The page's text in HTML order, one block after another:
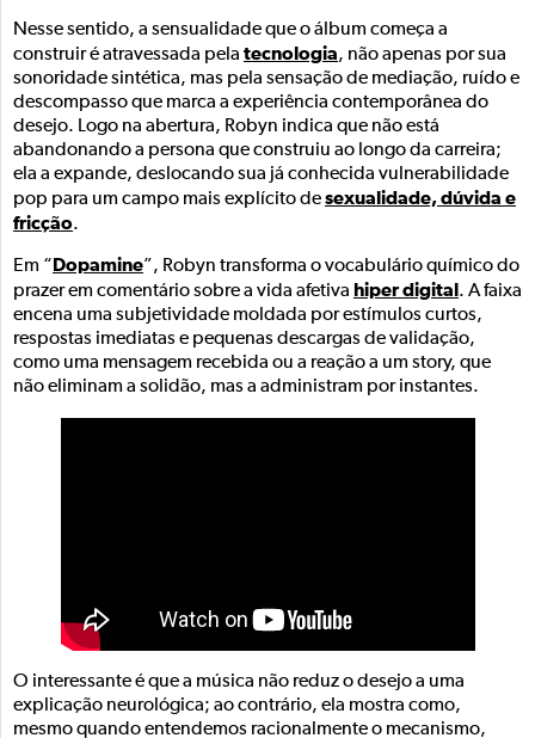
Nesse sentido, a sensualidade que o álbum começa a
construir é atravessada pela tecnologia, não apenas por sua
sonoridade sintética, mas pela sensação de mediação, ruído e
descompasso que marca a experiência contemporânea do
desejo. Logo na abertura, Robyn indica que não está
abandonando a persona que construiu ao longo da carreira;
ela a expande, deslocando sua já conhecida vulnerabilidade
pop para um campo mais explícito desexualidade, dúvida e
fricção.
Em “ Dopamine”, Robyn transforma o vocabulário químico do
prazer em comentário sobre a vida afetiva hiper digital . A faixa
encena uma subjetividade moldada por estímulos curtos,
respostas imediatas e pequenas descargas de validação,
como uma mensagem recebida ou a reação a um story, que
não eliminam a solidão, mas a administram por instantes.
O interessante é que a música não reduz o desejo a uma
explicação neurológica; ao contrário, ela mostra como,
mesmo quando entendemos racionalmente o mecanismo,